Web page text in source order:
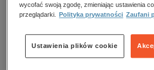
biznesowe, branżowe,
dzienniki
edukacja
Sortowanie
wycofać swoją zgodę, zmieniając ustawienia
przeglądarki.
Polityka prywatności Zaufani
Ustawienia plików cookie